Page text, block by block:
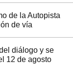
de la Autopista
de vía
diálogo y se
12 de agosto